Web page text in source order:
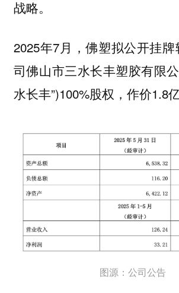
战略。
2025年7月，佛塑拟公开挂
司佛山市三水长丰塑胶有限
水长丰”)100%股权，作价1.8亿
图源：公司公告